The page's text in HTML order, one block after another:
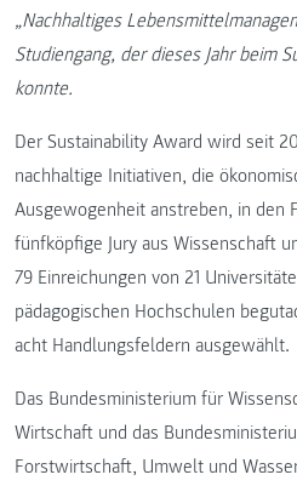
„Nachhaltiges
Studiengang, der dieses Jahr beim
konnte.
Der Sustainability Award wird seit
nachhaltige Initiativen, die
Ausgewogenheit anstreben, in den
fünfköpfige Jury aus Wissenschaft
79 Einreichungen von 21
pädagogischen Hochschulen
acht Handlungsfeldern ausgewählt.
Das Bundesministerium für
Wirtschaft und das
Forstwirtschaft, Umwelt und